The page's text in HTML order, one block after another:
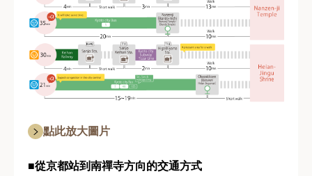
點此放大圖片
■從京都站到南禪寺方向的交通方式